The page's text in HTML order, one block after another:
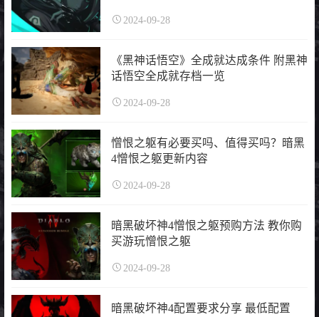
2024-09-28
《黑神话悟空》全成就达成条件 附黑神
话悟空全成就存档一览
2024-09-28
憎恨之躯有必要买吗、值得买吗？暗黑
4憎恨之躯更新内容
2024-09-28
暗黑破坏神4憎恨之躯预购方法 教你购
买游玩憎恨之躯
2024-09-28
暗黑破坏神4配置要求分享 最低配置